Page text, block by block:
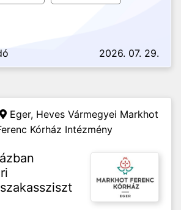
2026. 07. 29.
Eger, Heves Vármegyei Markhot
Kórház Intézmény